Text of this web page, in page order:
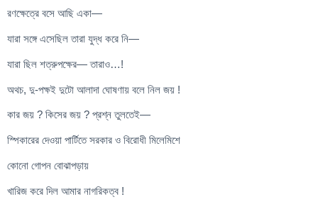
রণক্ষেত্রে বসে আছি একা—
যারা সঙ্গে এসেছিল তারা যুদ্ধ করে নি—
যারা ছিল শত্রুপক্ষের— তারাও…!
অথচ, দু-পক্ষই দুটো আলাদা ঘোষণায় বলে নিল জয় !
কার জয় ? কিসের জয় ? প্রশ্ন তুলতেই—
স্পিকারের দেওয়া পার্টিতে সরকার ও বিরোধী মিলেমিশে
কোনো গোপন বোঝাপড়ায়
খারিজ করে দিল আমার নাগরিকত্ব !